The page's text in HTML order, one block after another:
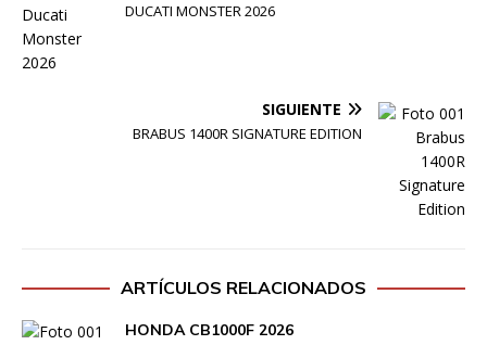
DUCATI MONSTER 2026
SIGUIENTE
BRABUS 1400R SIGNATURE EDITION
ARTÍCULOS RELACIONADOS
HONDA CB1000F 2026